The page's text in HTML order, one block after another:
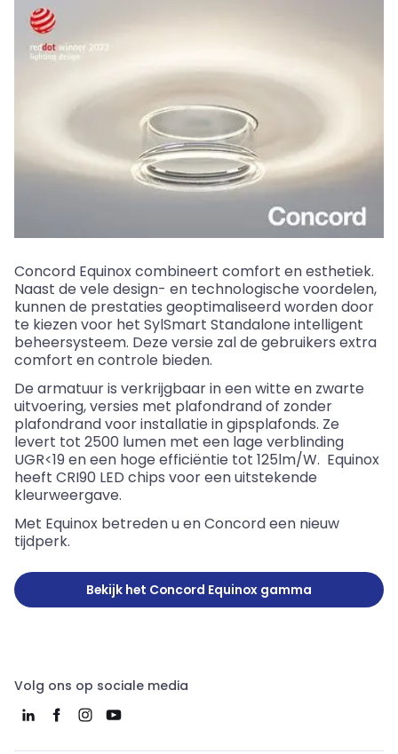
Concord Equinox combineert comfort en esthetiek.
Naast de vele design- en technologische voordelen,
kunnen de prestaties geoptimaliseerd worden door
te kiezen voor het SylSmart Standalone intelligent
beheersysteem. Deze versie zal de gebruikers extra
comfort en controle bieden.
De armatuur is verkrijgbaar in een witte en zwarte
uitvoering, versies met plafondrand of zonder
plafondrand voor installatie in gipsplafonds. Ze
levert tot 2500 lumen met een lage verblinding
UGR<19 en een hoge efficiëntie tot 125lm/W. Equinox
heeft CRI90 LED chips voor een uitstekende
kleurweergave.
Met Equinox betreden u en Concord een nieuw
tijdperk.
Bekijk het Concord Equinox gamma
Volg ons op sociale media